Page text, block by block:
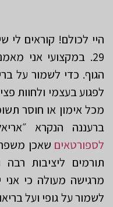
היי לכולם! קוראים לי
29. במקצועי אני
הגוף. כדי לשמור על
לפגוע בעצמי ולחוות
מכל אימון או חוסר
ברעננה הנקרא
לספורטאים שאכן
תורמים ליציבות רבה
מרגישה מעולה כי אני
לשמור על גופי ועל